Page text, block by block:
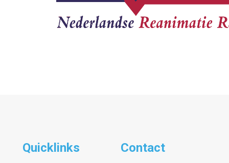
Quicklinks Contact